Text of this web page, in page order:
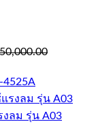
50,000.00
4525A
งลม รุ่น A03